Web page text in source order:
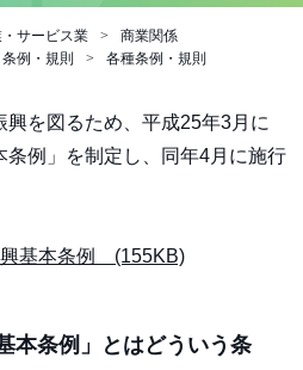
サービス業
商業関係
条例・規則 各種条例・規則
を図るため、平成25年3月に
条例」を制定し、同年4月に施行
基本条例 (155KB)
本条例」とはどういう条